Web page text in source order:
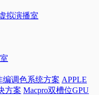
拟演播室
编调色系统方案 APPLE
方案 Macpro双槽位GPU